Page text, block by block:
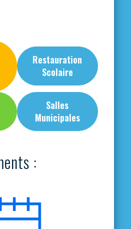
Restauration
Scolaire
Salles
Municipales
: